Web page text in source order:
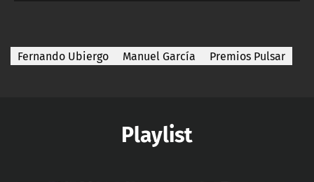
Fernando Ubiergo Manuel García Premios Pulsar
Playlist